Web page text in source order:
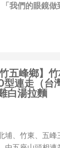
我們的眼鏡
嘛？？？（笑）
時，常聽到
沒有建設性、
不以為然。坦白
以H君稱之）
覺得 Shame
五峰鄉】竹
連走（台
白湯拉麵
埔、竹東、五